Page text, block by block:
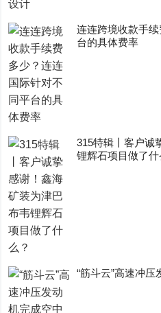
连连跨境收款手
台的具体费率
315特辑丨客户诚
锂辉石项目做了什
“筋斗云”高速冲